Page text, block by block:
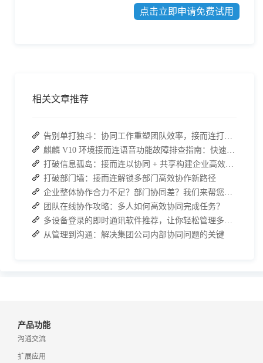
点击立即申请免费试用
相关文章推荐
告别单打独斗：协同工作重塑团队效率，接而连打造数据合规协作空间
麒麟 V10 环境接而连语音功能故障排查指南：快速恢复高效协作
打破信息孤岛：接而连以协同 + 共享构建企业高效办公生态
打破部门墙：接而连解锁多部门高效协作新路径
企业整体协作合力不足？部门协同差？我们来帮您攻破！
团队在线协作攻略：多人如何高效协同完成任务？
多设备登录的即时通讯软件推荐，让你轻松管理多端聊天！
从管理到沟通：解决集团公司内部协同问题的关键
产品功能
沟通交流
扩展应用